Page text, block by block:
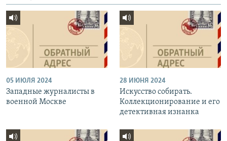
05 ИЮЛЯ 2024
Западные журналисты в
военной Москве
28 ИЮНЯ 2024
Искусство собирать.
Коллекционирование и его
детективная изнанка